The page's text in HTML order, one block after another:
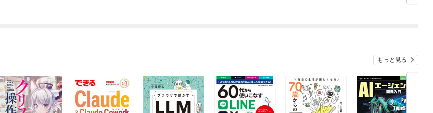
もっと見る